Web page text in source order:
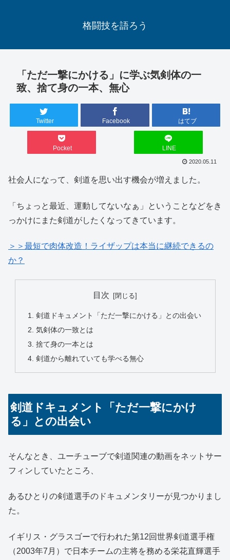
格闘技を語ろう
「ただ一撃にかける」に学ぶ気剣体の一
致、捨て身の一本、無心
Twitter Facebook はてブ
Pocket LINE
2020.05.11
社会人になって、剣道を思い出す機会が増えました。
「ちょっと最近、運動してないなぁ」ということなどをき
っかけにまた剣道がしたくなってきています。
＞＞最短で肉体改造！ライザップは本当に継続できるの
か？
目次
剣道ドキュメント「ただ一撃にかける」との出会い
気剣体の一致とは
捨て身の一本とは
剣道から離れていても学べる無心
剣道ドキュメント「ただ一撃にかけ
る」との出会い
そんなとき、ユーチューブで剣道関連の動画をネットサー
フィンしていたところ、
あるひとりの剣道選手のドキュメンタリーが見つかりまし
た。
イギリス・グラスゴーで行われた第12回世界剣道選手権
（2003年7月）で日本チームの主将を務める栄花直輝選手